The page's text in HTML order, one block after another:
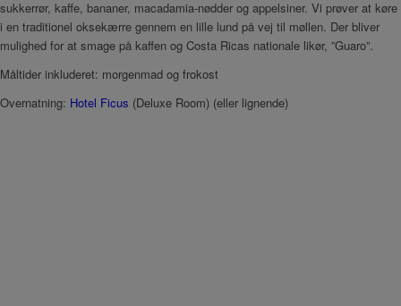
sukkerrør, kaffe, bananer, macadamia-nødder og appelsiner. Vi prøver at køre
i en traditionel oksekærre gennem en lille lund på vej til møllen. Der bliver
mulighed for at smage på kaffen og Costa Ricas nationale likør, ”Guaro”.
Måltider inkluderet: morgenmad og frokost
Overnatning: Hotel Ficus (Deluxe Room) (eller lignende)